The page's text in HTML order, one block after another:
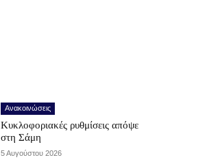
Ανακοινώσεις
Κυκλοφοριακές ρυθμίσεις απόψε
στη Σάμη
5 Αυγούστου 2026